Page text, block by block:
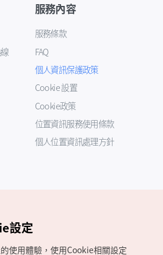
服務內容
服務條款
FAQ
個人資訊保護政策
Cookie 設置
Cookie政策
位置資訊服務使用條款
個人位置資訊處理方針
設定
使用體驗，使用Cookie相關設定